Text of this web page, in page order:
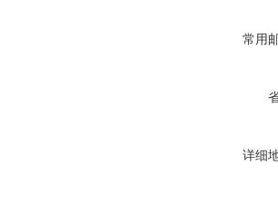
常用
详细